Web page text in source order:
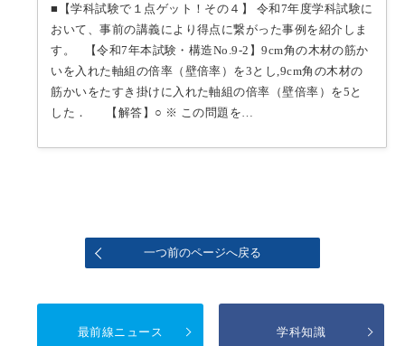
■【学科試験で１点ゲット！その４】 令和7年度学科試験に
おいて、事前の講義により得点に繋がった事例を紹介しま
す。 【令和7年本試験・構造No.9-2】9cm角の木材の筋か
いを入れた軸組の倍率（壁倍率）を3とし,9cm角の木材の
筋かいをたすき掛けに入れた軸組の倍率（壁倍率）を5と
した． 【解答】○ ※ この問題を…
一つ前のページへ戻る
最前線ニュース 学科知識